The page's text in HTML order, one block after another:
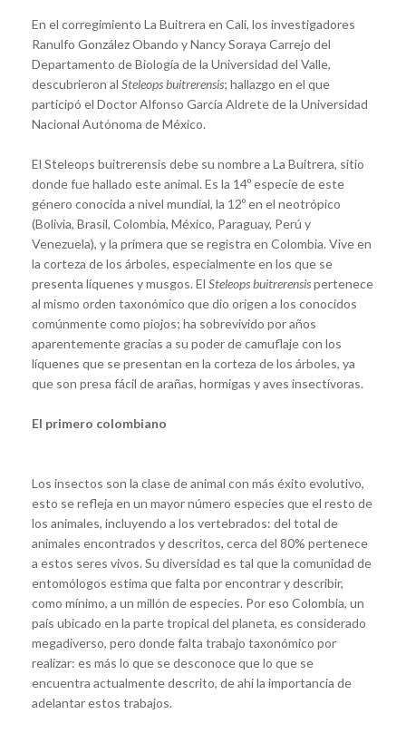
En el corregimiento La Buitrera en Cali, los investigadores
Ranulfo González Obando y Nancy Soraya Carrejo del
Departamento de Biología de la Universidad del Valle,
descubrieron al Steleops buitrerensis; hallazgo en el que
participó el Doctor Alfonso García Aldrete de la Universidad
Nacional Autónoma de México.
El Steleops buitrerensis debe su nombre a La Buitrera, sitio
donde fue hallado este animal. Es la 14º especie de este
género conocida a nivel mundial, la 12º en el neotrópico
(Bolivia, Brasil, Colombia, México, Paraguay, Perú y
Venezuela), y la primera que se registra en Colombia. Vive en
la corteza de los árboles, especialmente en los que se
presenta líquenes y musgos. El Steleops buitrerensispertenece
al mismo orden taxonómico que dio origen a los conocidos
comúnmente como piojos; ha sobrevivido por años
aparentemente gracias a su poder de camuflaje con los
líquenes que se presentan en la corteza de los árboles, ya
que son presa fácil de arañas, hormigas y aves insectívoras.
El primero colombiano
Los insectos son la clase de animal con más éxito evolutivo,
esto se refleja en un mayor número especies que el resto de
los animales, incluyendo a los vertebrados: del total de
animales encontrados y descritos, cerca del 80% pertenece
a estos seres vivos. Su diversidad es tal que la comunidad de
entomólogos estima que falta por encontrar y describir,
como mínimo, a un millón de especies. Por eso Colombia, un
país ubicado en la parte tropical del planeta, es considerado
megadiverso, pero donde falta trabajo taxonómico por
realizar: es más lo que se desconoce que lo que se
encuentra actualmente descrito, de ahí la importancia de
adelantar estos trabajos.